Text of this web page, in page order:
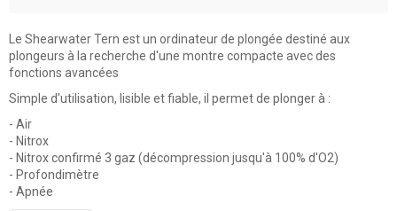
Le Shearwater Tern est un ordinateur de plongée destiné aux
plongeurs à la recherche d'une montre compacte avec des
fonctions avancées
Simple d'utilisation, lisible et fiable, il permet de plonger à :
- Air
- Nitrox
- Nitrox confirmé 3 gaz (décompression jusqu'à 100% d'O2)
- Profondimètre
- Apnée